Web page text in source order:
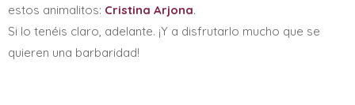
estos animalitos: Cristina Arjona.
Si lo tenéis claro, adelante. ¡Y a disfrutarlo mucho que se
quieren una barbaridad!